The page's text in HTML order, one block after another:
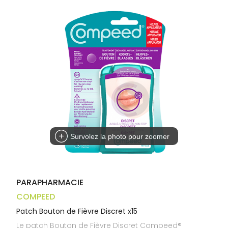
médicaux
Corps
Homme
Solaire
Visage
APPLICATION
DE SANTÉ
Survolez la photo pour zoomer
PARAPHARMACIE
COMPEED
Patch Bouton de Fièvre Discret x15
Le patch Bouton de Fièvre Discret Compeed®